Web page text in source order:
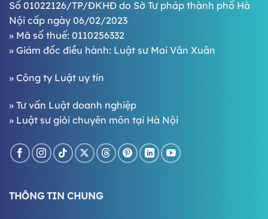
Số 01022126/TP/ĐKHĐ do Sở Tư pháp thành phố Hà
Nội cấp ngày 06/02/2023
» Mã số thuế: 0110256332
» Giám đốc điều hành: Luật sư Mai Văn Xuân
» Công ty Luật uy tín
» Tư vấn Luật doanh nghiệp
» Luật sư giỏi chuyên môn tại Hà Nội
THÔNG TIN CHUNG